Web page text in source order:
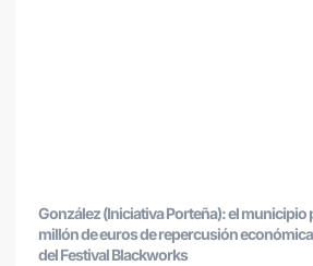
González (Iniciativa Porteña): el municipio
millón de euros de repercusión
del Festival Blackworks